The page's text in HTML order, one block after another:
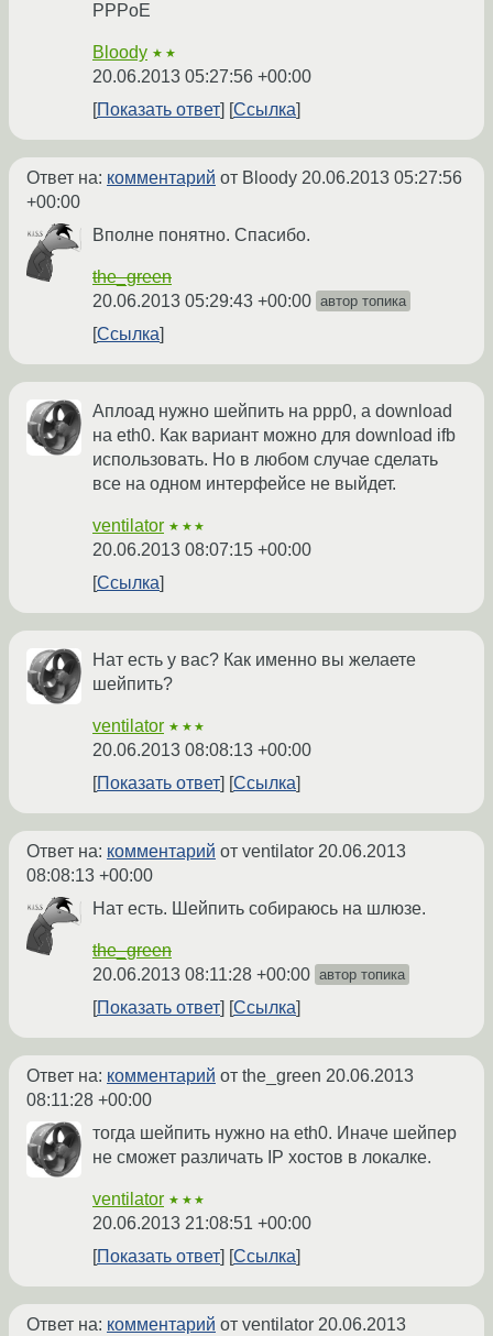
PPPoE
Bloody ★★
20.06.2013 05:27:56 +00:00
Показать ответ
Ссылка
Ответ на: комментарий от Bloody 20.06.2013 05:27:56
+00:00
Вполне понятно. Спасибо.
the_green
20.06.2013 05:29:43 +00:00 автор топика
Ссылка
Аплоад нужно шейпить на ppp0, а download
на eth0. Как вариант можно для download ifb
использовать. Но в любом случае сделать
все на одном интерфейсе не выйдет.
ventilator ★★★
20.06.2013 08:07:15 +00:00
Ссылка
Нат есть у вас? Как именно вы желаете
шейпить?
ventilator ★★★
20.06.2013 08:08:13 +00:00
Показать ответ
Ссылка
Ответ на: комментарий от ventilator 20.06.2013
08:08:13 +00:00
Нат есть. Шейпить собираюсь на шлюзе.
the_green
20.06.2013 08:11:28 +00:00 автор топика
Показать ответ Ссылка
Ответ на: комментарий от the_green 20.06.2013
08:11:28 +00:00
тогда шейпить нужно на eth0. Иначе шейпер
не сможет различать IP хостов в локалке.
ventilator ★★★
20.06.2013 21:08:51 +00:00
Показать ответ
Ссылка
Ответ на: комментарий от ventilator 20.06.2013